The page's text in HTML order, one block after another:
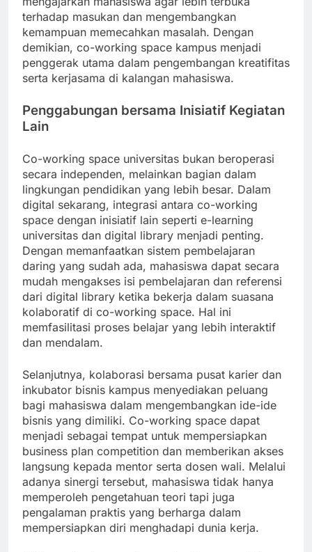
terhadap masukan dan mengembangkan
kemampuan memecahkan masalah. Dengan
demikian, co-working space kampus menjadi
penggerak utama dalam pengembangan kreatifitas
serta kerjasama di kalangan mahasiswa.
Penggabungan bersama Inisiatif Kegiatan
Lain
Co-working space universitas bukan beroperasi
secara independen, melainkan bagian dalam
lingkungan pendidikan yang lebih besar. Dalam
digital sekarang, integrasi antara co-working
space dengan inisiatif lain seperti e-learning
universitas dan digital library menjadi penting.
Dengan memanfaatkan sistem pembelajaran
daring yang sudah ada, mahasiswa dapat secara
mudah mengakses isi pembelajaran dan referensi
dari digital library ketika bekerja dalam suasana
kolaboratif di co-working space. Hal ini
memfasilitasi proses belajar yang lebih interaktif
dan mendalam.
Selanjutnya, kolaborasi bersama pusat karier dan
inkubator bisnis kampus menyediakan peluang
bagi mahasiswa dalam mengembangkan ide-ide
bisnis yang dimiliki. Co-working space dapat
menjadi sebagai tempat untuk mempersiapkan
business plan competition dan memberikan akses
langsung kepada mentor serta dosen wali. Melalui
adanya sinergi tersebut, mahasiswa tidak hanya
memperoleh pengetahuan teori tapi juga
pengalaman praktis yang berharga dalam
mempersiapkan diri menghadapi dunia kerja.